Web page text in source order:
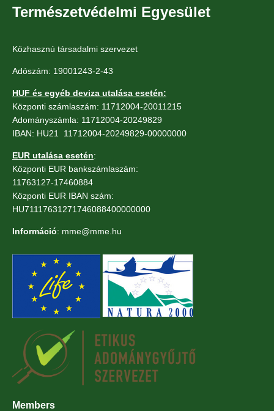
Természetvédelmi Egyesület
Közhasznú társadalmi szervezet
Adószám: 19001243-2-43
HUF és egyéb deviza utalása esetén:
Központi számlaszám: 11712004-20011215
Adományszámla: 11712004-20249829
IBAN: HU21 11712004-20249829-00000000
EUR utalása esetén:
Központi EUR bankszámlaszám:
11763127-17460884
Központi EUR IBAN szám:
HU71117631271746088400000000
Információ: mme@mme.hu
Members